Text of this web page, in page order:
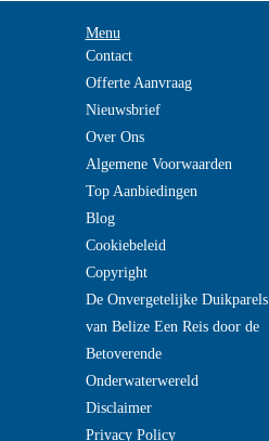
Menu
Contact
Offerte Aanvraag
Nieuwsbrief
Over Ons
Algemene Voorwaarden
Top Aanbiedingen
Blog
Cookiebeleid
Copyright
De Onvergetelijke Duikparels
van Belize Een Reis door de
Betoverende
Onderwaterwereld
Disclaimer
Privacy Policy